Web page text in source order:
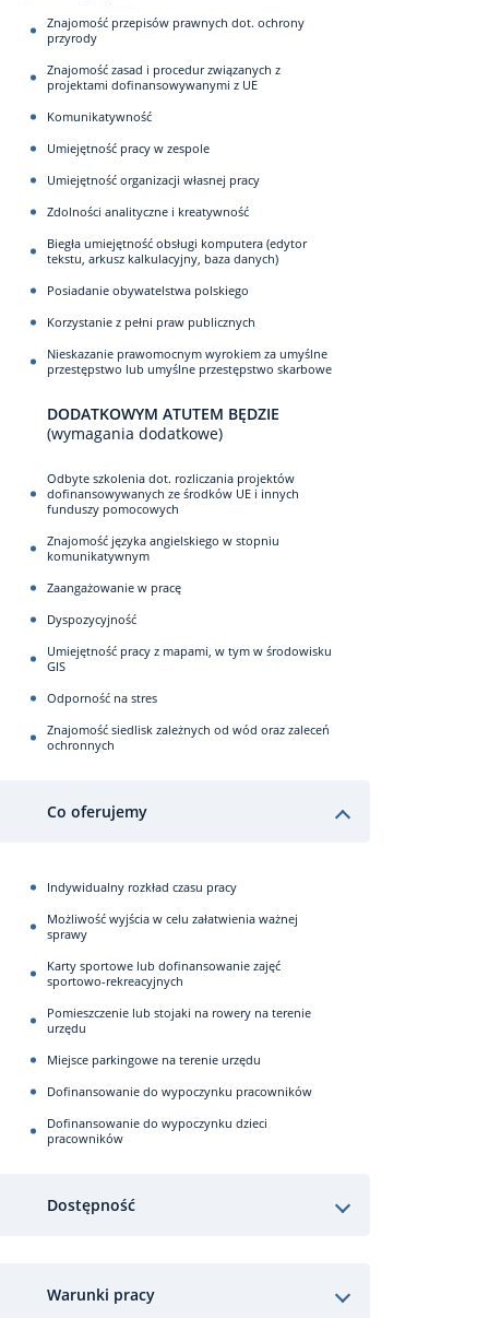
Znajomość przepisów prawnych dot. ochrony
przyrody
Znajomość zasad i procedur związanych z
projektami dofinansowywanymi z UE
Komunikatywność
Umiejętność pracy w zespole
Umiejętność organizacji własnej pracy
Zdolności analityczne i kreatywność
Biegła umiejętność obsługi komputera (edytor
tekstu, arkusz kalkulacyjny, baza danych)
Posiadanie obywatelstwa polskiego
Korzystanie z pełni praw publicznych
Nieskazanie prawomocnym wyrokiem za umyślne
przestępstwo lub umyślne przestępstwo skarbowe
DODATKOWYM ATUTEM BĘDZIE
(wymagania dodatkowe)
Odbyte szkolenia dot. rozliczania projektów
dofinansowywanych ze środków UE i innych
funduszy pomocowych
Znajomość języka angielskiego w stopniu
komunikatywnym
Zaangażowanie w pracę
Dyspozycyjność
Umiejętność pracy z mapami, w tym w środowisku
GIS
Odporność na stres
Znajomość siedlisk zależnych od wód oraz zaleceń
ochronnych
Co oferujemy
Indywidualny rozkład czasu pracy
Możliwość wyjścia w celu załatwienia ważnej
sprawy
Karty sportowe lub dofinansowanie zajęć
sportowo-rekreacyjnych
Pomieszczenie lub stojaki na rowery na terenie
urzędu
Miejsce parkingowe na terenie urzędu
Dofinansowanie do wypoczynku pracowników
Dofinansowanie do wypoczynku dzieci
pracowników
Dostępność
Warunki pracy